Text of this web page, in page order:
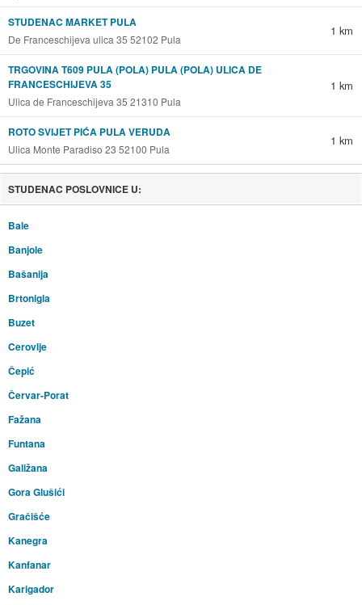
STUDENAC MARKET PULA
De Franceschijeva ulica 35 52102 Pula
1 km
TRGOVINA T609 PULA (POLA) PULA (POLA) ULICA DE
FRANCESCHIJEVA 35
Ulica de Franceschijeva 35 21310 Pula
1 km
ROTO SVIJET PIĆA PULA VERUDA
Ulica Monte Paradiso 23 52100 Pula
1 km
STUDENAC POSLOVNICE U:
Bale
Banjole
Bašanija
Brtonigla
Buzet
Cerovlje
Čepić
Červar-Porat
Fažana
Funtana
Galižana
Gora Glušići
Gračišće
Kanegra
Kanfanar
Karigador